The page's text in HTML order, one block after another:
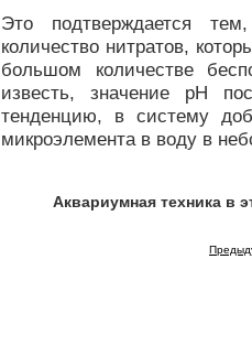
Это подтверждается
количество нитратов,
большом количестве
известь, значение pH
тенденцию, в систему
микроэлемента в воду в
Аквариумная техника в